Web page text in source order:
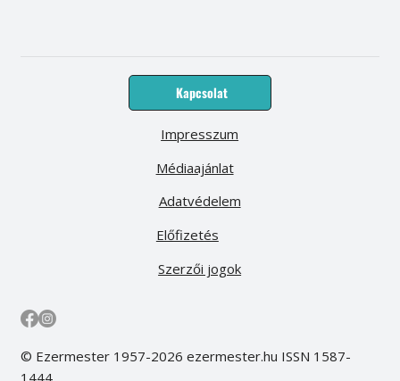
Kapcsolat
Médiaajánlat
Előfizetés
Impresszum
Adatvédelem
Szerzői jogok
© Ezermester 1957-2026 ezermester.hu ISSN 1587-
1444